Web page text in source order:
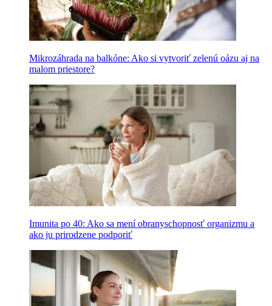
Mikrozáhrada na balkóne: Ako si vytvoriť zelenú oázu aj na
malom priestore?
Imunita po 40: Ako sa mení obranyschopnosť organizmu a
ako ju prirodzene podporiť